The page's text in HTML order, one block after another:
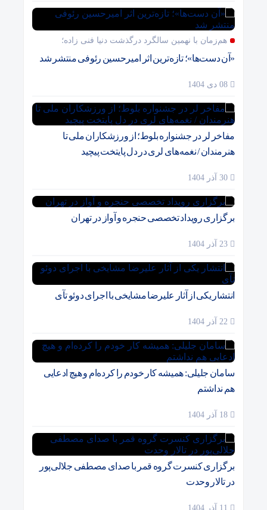
هم‌زمان با نهمین سالگرد درگذشت دنیا فنی زاده؛
«آن دست‌ها»؛ تازه‌ترین اثر امیرحسین رئوفی منتشر شد
مفاخر لر در جشنواره بلوط؛ از ورزشکاران ملی تا
هنرمندان / نغمه‌های لری در دل پایتخت پیچید
برگزاری رویداد تخصصی حنجره و آواز در تهران
انتشار یکی از آثار علیرضا مشایخی با اجرای دوئو تآی
سامان جلیلی: همیشه کار خودم را کرده‌ام و هیچ ادعایی
هم نداشتم
برگزاری کنسرت گروه قمر با صدای مصطفی جلالی‌پور
در تالار وحدت